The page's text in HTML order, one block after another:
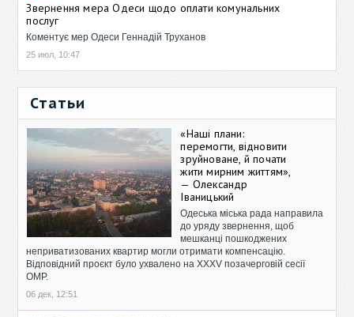
Звернення мера Одеси щодо оплати комунальних
послуг
Коментує мер Одеси Геннадій Труханов
25 июл, 10:47
Статьи
«Наші плани:
перемогти, відновити
зруйноване, й почати
жити мирним життям»,
— Олександр
Іваницький
Одеська міська рада направила
до уряду звернення, щоб
мешканці пошкоджених
неприватизованих квартир могли отримати компенсацію.
Відповідний проєкт було ухвалено на XXXV позачерговій сесії
ОМР.
06 дек, 12:51